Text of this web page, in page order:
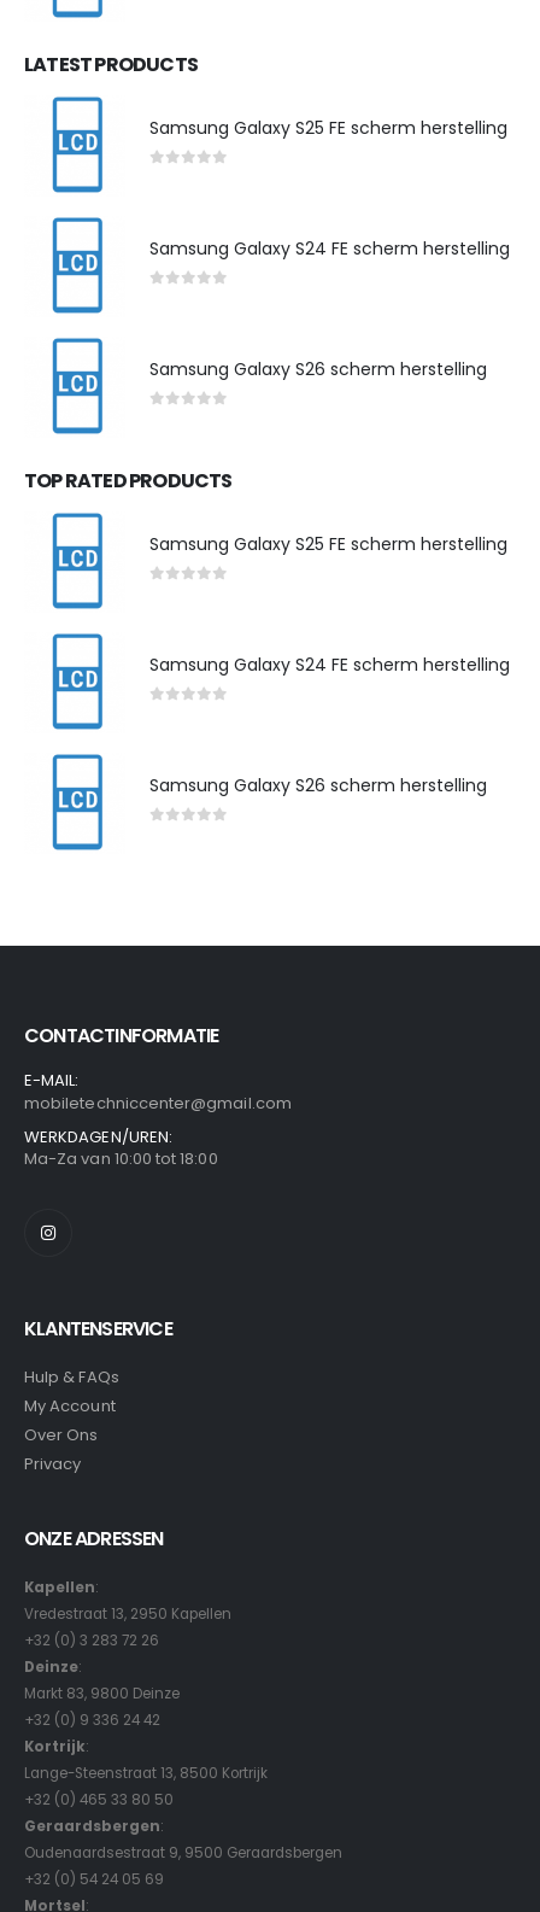
LATEST PRODUCTS
Samsung Galaxy S25 FE scherm herstelling
Samsung Galaxy S24 FE scherm herstelling
Samsung Galaxy S26 scherm herstelling
TOP RATED PRODUCTS
Samsung Galaxy S25 FE scherm herstelling
Samsung Galaxy S24 FE scherm herstelling
Samsung Galaxy S26 scherm herstelling
CONTACTINFORMATIE
E-MAIL:
mobiletechniccenter@gmail.com
WERKDAGEN/UREN:
Ma-Za van 10:00 tot 18:00
KLANTENSERVICE
Hulp & FAQs
My Account
Over Ons
Privacy
ONZE ADRESSEN
Kapellen:
Vredestraat 13, 2950 Kapellen
+32 (0) 3 283 72 26
Deinze:
Markt 83, 9800 Deinze
+32 (0) 9 336 24 42
Kortrijk:
Lange-Steenstraat 13, 8500 Kortrijk
+32 (0) 465 33 80 50
Geraardsbergen:
Oudenaardsestraat 9, 9500 Geraardsbergen
+32 (0) 54 24 05 69
Mortsel: